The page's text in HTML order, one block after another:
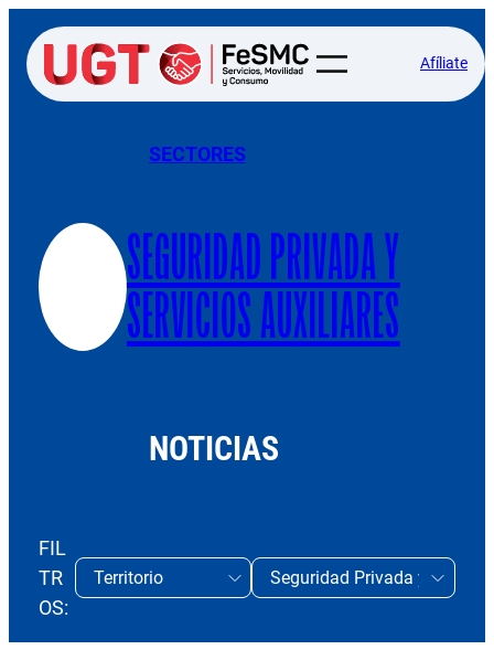
Afíliate
SECTORES
SEGURIDAD PRIVADA Y
SERVICIOS AUXILIARES
NOTICIAS
FIL
TR
OS: